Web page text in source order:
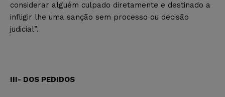
considerar alguém culpado diretamente e destinado a
infligir lhe uma sanção sem processo ou decisão
judicial”.
III- DOS PEDIDOS